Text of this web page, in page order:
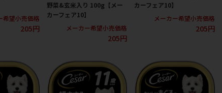
希望小売価格
205円
野菜&玄米入り 100g【メー
カーフェア10】
メーカー希望小売価格
205円
カーフェア10】
メーカー希望小売価格
205円